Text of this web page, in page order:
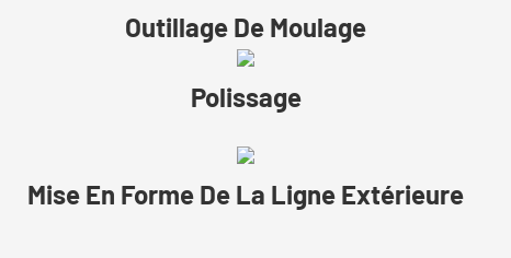
Outillage De Moulage
Polissage
Mise En Forme De La Ligne Extérieure